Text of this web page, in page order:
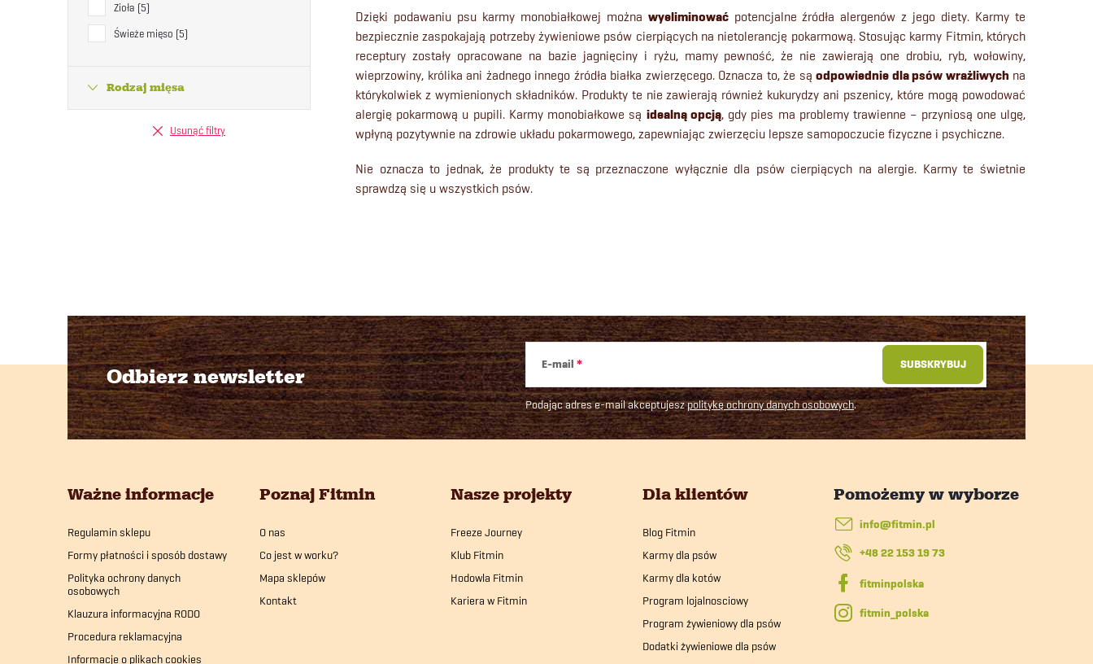
Zioła 5
Świeże mięso 5
Rodzaj mięsa
Usunąć filtry
r
o
l
k
i
l
y
Dzięki podawaniu psu karmy monobiałkowej można wyeliminowaćpotencjalne źródła alergenów z jego diety. Karmy te
bezpiecznie zaspokajają potrzeby żywieniowe psów cierpiących na nietolerancję pokarmową. Stosując karmy Fitmin, których
receptury zostały opracowane na bazie jagnięciny i ryżu, mamy pewność, że nie zawierają one drobiu, ryb, wołowiny,
wieprzowiny, królika ani żadnego innego źródła białka zwierzęcego. Oznacza to, że są odpowiednie dla psów wrażliwychna
którykolwiek z wymienionych składników. Produkty te nie zawierają również kukurydzy ani pszenicy, które mogą powodować
alergię pokarmową u pupili. Karmy monobiałkowe są idealną opcją, gdy pies ma problemy trawienne – przyniosą one ulgę,
wpłyną pozytywnie na zdrowie układu pokarmowego, zapewniając zwierzęciu lepsze samopoczucie fizyczne i psychiczne.
Nie oznacza to jednak, że produkty te są przeznaczone wyłącznie dla psów cierpiących na alergie. Karmy te świetnie
sprawdzą się u wszystkich psów.
Odbierz newsletter
E-mail
Podając adres e-mail akceptujeszpolitykę ochrony danych osobowych.
SUBSKRYBUJ
Ważne informacje
Regulamin sklepu
Formy płatności i sposób dostawy
Polityka ochrony danych
osobowych
Klauzura informacyjna RODO
Procedura reklamacyjna
Informacje o plikach cookies
Poznaj Fitmin
O nas
Co jest w worku?
Mapa sklepów
Kontakt
Nasze projekty
Freeze Journey
Klub Fitmin
Hodowla Fitmin
Kariera w Fitmin
Dla klientów
Blog Fitmin
Karmy dla psów
Karmy dla kotów
Program lojalnosciowy
Program żywieniowy dla psów
Dodatki żywieniowe dla psów
info@fitmin.pl
+48 22 153 19 73
fitmin_polska